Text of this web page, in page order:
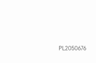
PL2050676